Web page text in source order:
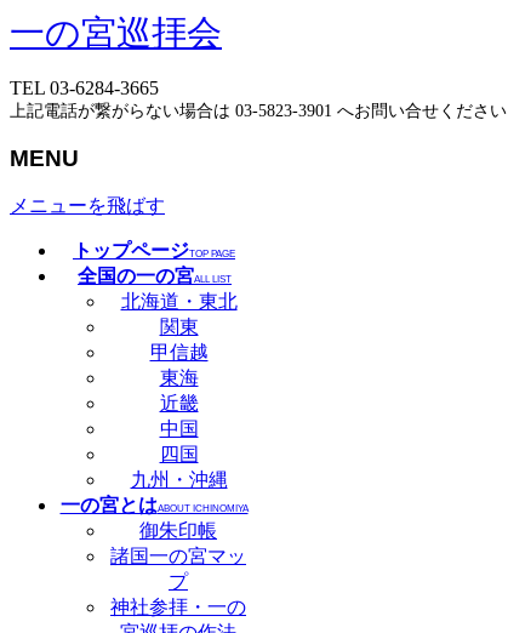
一の宮巡拝会
TEL 03-6284-3665
上記電話が繋がらない場合は 03-5823-3901 へお問い合せください
MENU
メニューを飛ばす
トップページTOP PAGE
全国の一の宮ALL LIST
北海道・東北
関東
甲信越
東海
近畿
中国
四国
九州・沖縄
一の宮とはABOUT ICHINOMIYA
御朱印帳
諸国一の宮マッ
プ
神社参拝・一の